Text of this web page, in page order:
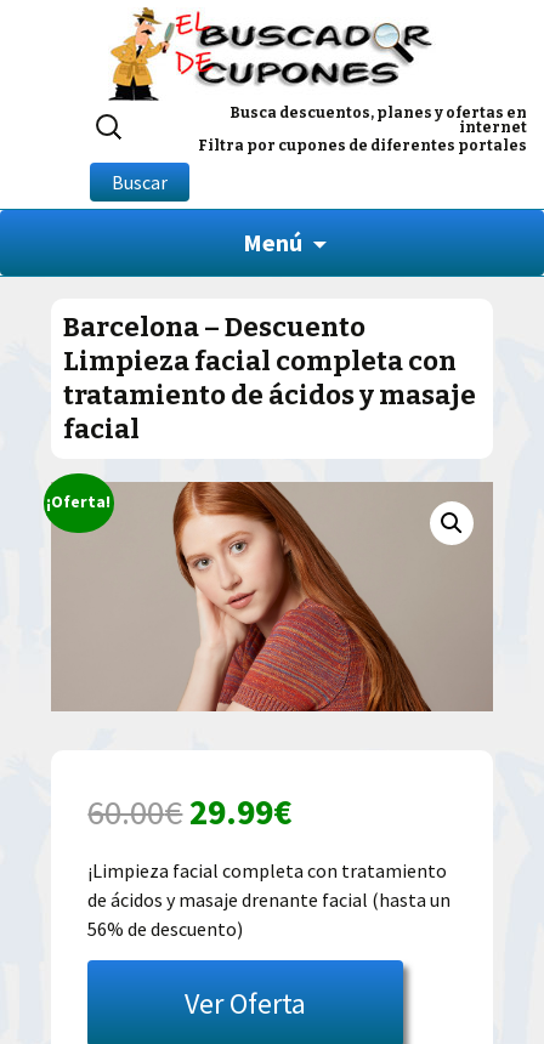
Busca descuentos, planes y ofertas en
internet
Filtra por cupones de diferentes portales
Buscar
por:
Buscar
Menú
Barcelona – Descuento
Limpieza facial completa con
tratamiento de ácidos y masaje
facial
¡Oferta!
60.00€El
precio
original
era:
60.00€.
29.99€El
precio
actual
es:
29.99€.
¡Limpieza facial completa con tratamiento
de ácidos y masaje drenante facial (hasta un
56% de descuento)
Ver Oferta